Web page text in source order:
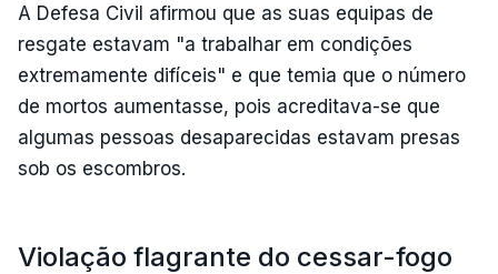
A Defesa Civil afirmou que as suas equipas de
resgate estavam "a trabalhar em condições
extremamente difíceis" e que temia que o número
de mortos aumentasse, pois acreditava-se que
algumas pessoas desaparecidas estavam presas
sob os escombros.
Violação flagrante do cessar-fogo